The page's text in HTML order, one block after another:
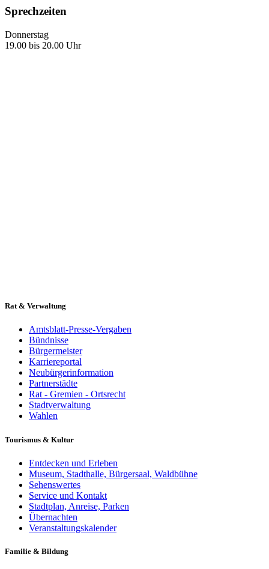
Sprechzeiten
Donnerstag
19.00 bis 20.00 Uhr
Rat & Verwaltung
Amtsblatt-Presse-Vergaben
Bündnisse
Bürgermeister
Karriereportal
Neubürgerinformation
Partnerstädte
Rat - Gremien - Ortsrecht
Stadtverwaltung
Wahlen
Tourismus & Kultur
Entdecken und Erleben
Museum, Stadthalle, Bürgersaal, Waldbühne
Sehenswertes
Service und Kontakt
Stadtplan, Anreise, Parken
Übernachten
Veranstaltungskalender
Familie & Bildung